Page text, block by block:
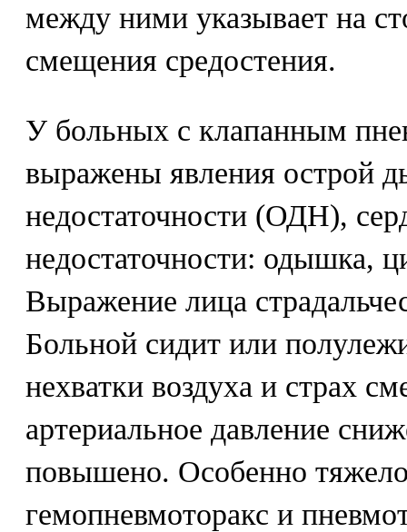
между ними указывает на
смещения средостения.
У больных с клапанным
выражены явления острой
недостаточности (ОДН),
недостаточности: одышка,
Выражение лица
Больной сидит или
нехватки воздуха и страх
артериальное давление
повышено. Особенно
гемопневмоторакс и